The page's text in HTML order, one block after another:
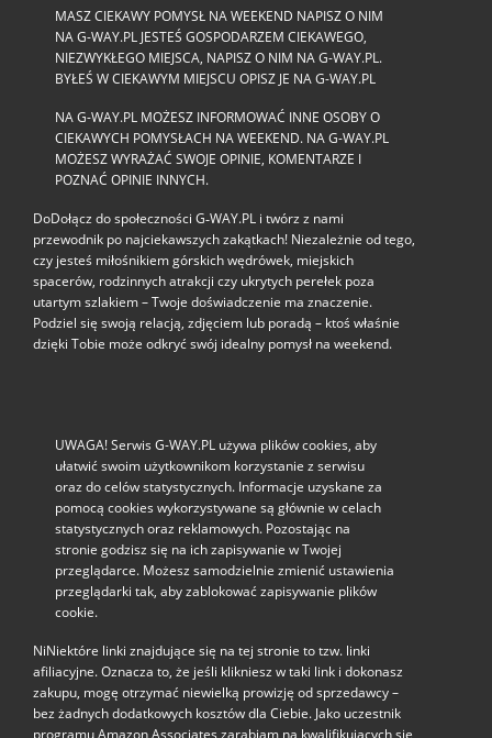
MASZ CIEKAWY POMYSŁ NA WEEKEND NAPISZ O NIM
NA G-WAY.PL JESTEŚ GOSPODARZEM CIEKAWEGO,
NIEZWYKŁEGO MIEJSCA, NAPISZ O NIM NA G-WAY.PL.
BYŁEŚ W CIEKAWYM MIEJSCU OPISZ JE NA G-WAY.PL
NA G-WAY.PL MOŻESZ INFORMOWAĆ INNE OSOBY O
CIEKAWYCH POMYSŁACH NA WEEKEND. NA G-WAY.PL
MOŻESZ WYRAŻAĆ SWOJE OPINIE, KOMENTARZE I
POZNAĆ OPINIE INNYCH.
DoDołącz do społeczności G‑WAY.PL i twórz z nami
przewodnik po najciekawszych zakątkach! Niezależnie od tego,
czy jesteś miłośnikiem górskich wędrówek, miejskich
spacerów, rodzinnych atrakcji czy ukrytych perełek poza
utartym szlakiem – Twoje doświadczenie ma znaczenie.
Podziel się swoją relacją, zdjęciem lub poradą – ktoś właśnie
dzięki Tobie może odkryć swój idealny pomysł na weekend.
UWAGA! Serwis G-WAY.PL używa plików cookies, aby
ułatwić swoim użytkownikom korzystanie z serwisu
oraz do celów statystycznych. Informacje uzyskane za
pomocą cookies wykorzystywane są głównie w celach
statystycznych oraz reklamowych. Pozostając na
stronie godzisz się na ich zapisywanie w Twojej
przeglądarce. Możesz samodzielnie zmienić ustawienia
przeglądarki tak, aby zablokować zapisywanie plików
cookie.
NiNiektóre linki znajdujące się na tej stronie to tzw. linki
afiliacyjne. Oznacza to, że jeśli klikniesz w taki link i dokonasz
zakupu, mogę otrzymać niewielką prowizję od sprzedawcy –
bez żadnych dodatkowych kosztów dla Ciebie. Jako uczestnik
programu Amazon Associates zarabiam na kwalifikujących się